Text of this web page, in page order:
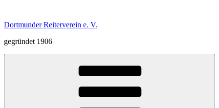
springen
Dortmunder Reiterverein e. V.
gegründet 1906